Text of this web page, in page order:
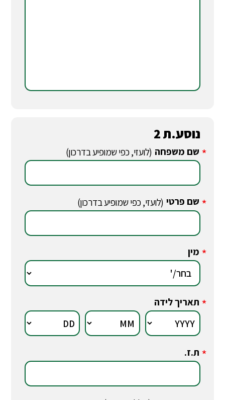
נוסע.ת 2
* שם משפחה (לועזי, כפי שמופיע בדרכון)
* שם פרטי (לועזי, כפי שמופיע בדרכון)
* מין
* תאריך לידה
* ת.ז.